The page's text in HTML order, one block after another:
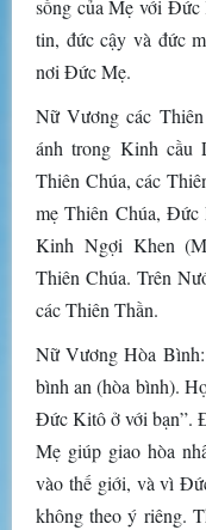
sống của Mẹ với
tin, đức cậy và đức
nơi Đức Mẹ.
Nữ Vương các
ánh trong Kinh cầu
Thiên Chúa, các
mẹ Thiên Chúa, Đức
Kinh Ngợi Khen
Thiên Chúa. Trên
các Thiên Thần.
Nữ Vương Hòa
bình an (hòa bình).
Đức Kitô ở với bạn”.
Mẹ giúp giao hòa
vào thế giới, và vì
không theo ý riêng.